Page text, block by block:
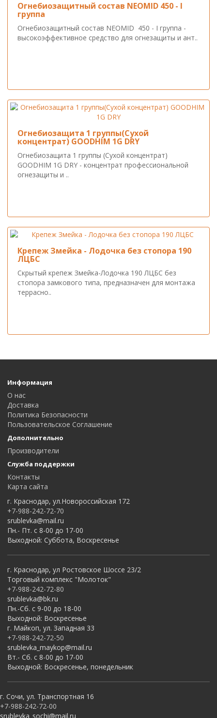
Огнебиозащитный состав NEOMID 450 - I
группа
Огнебиозащитный состав NEOMID 450 - I группа -
высокоэффективное средство для огнезащиты и ант..
Огнебиозащита 1 группы(Сухой
концентрат) GOODHIM 1G DRY
Огнебиозащита 1 группы (Сухой концентрат)
GOODHIM 1G DRY - концентрат профессиональной
огнезащиты и ..
Крепеж Змейка - Лодочка без стопора 190
ЛЦБС
Скрытый крепеж Змейка-Лодочка 190 ЛЦБС без
стопора замкового типа, предназначен для монтажа
террасно..
Информация
О нас
Доставка
Политика Безопасности
Пользовательское Соглашение
Дополнительно
Производители
Служба поддержки
Контакты
Карта сайта
г. Краснодар, ул.Новороссийская 172
+7-988-242-72-70
srublevka@mail.ru
Пн.- Пт. с 8-00 до 17-00
Выходной: Суббота, Воскресенье
г. Краснодар, ул Ростовское Шоссе 23/2
Торговый комплекс "Молоток"
+7-988-242-72-80
srublevka@bk.ru
Пн.-Сб. с 9-00 до 18-00
Выходной: Воскресенье
г. Майкоп, ул. Западная 33
+7-988-242-72-50
srublevka_maykop@mail.ru
Вт.- Сб. с 8-00 до 17-00
Выходной: Воскресенье, понедельник
г. Сочи, ул. Транспортная 16
+7-988-242-72-00
srublevka_sochi@mail.ru